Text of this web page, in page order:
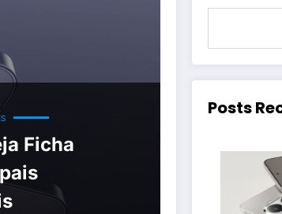
Ficha
Posts